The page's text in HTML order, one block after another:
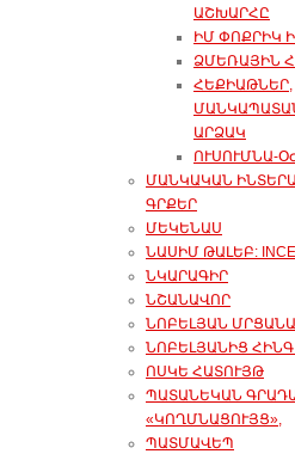
ԱՇԽԱՐՀԸ
ԻՄ ՓՈՔՐԻԿ
ՁՄԵՌԱՅԻՆ
ՀԵՔԻԱԹՆԵՐ,
ԱՐՁԱԿ
ՈՒՍՈՒՄՆԱ-
ՄԱՆԿԱԿԱՆ
ԳՐՔԵՐ
ՄԵԿԵՆԱՍ
ՆԱՍԻՄ ԹԱԼԵԲ:
ՆԿԱՐԱԳԻՐ
ՆՇԱՆԱՎՈՐ
ՆՈԲԵԼՅԱՆ
ՆՈԲԵԼՅԱՆԻՑ
ՈՍԿԵ ՀԱՏՈՒՅԹ
ՊԱՏԱՆԵԿԱՆ
«ԿՈՂՄՆԱՑՈՒՅՑ»,
ՊԱՏՄԱՎԵՊ